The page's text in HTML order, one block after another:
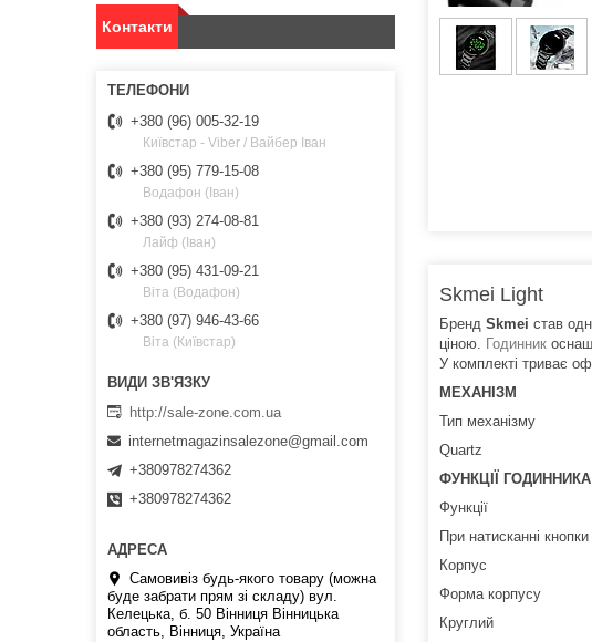
Skmei Light
Бренд Skmei став
ціною. Годинник
У комплекті триває
МЕХАНІЗМ
Тип механізму
Quartz
ФУНКЦІЇ ГОДИННИКА
Функції
При натисканні
Корпус
Форма корпусу
Круглий
Контакти
+380 (96) 005-32-19
Київстар - Viber / Вайбер Іван
+380 (95) 779-15-08
Водафон (Іван)
+380 (93) 274-08-81
Лайф (Іван)
+380 (95) 431-09-21
Віта (Водафон)
+380 (97) 946-43-66
Віта (Київстар)
http://sale-zone.com.ua
internetmagazinsalezone@gmail.com
+380978274362
+380978274362
Самовивіз будь-якого товару (можна
буде забрати прям зі складу) вул.
Келецька, б. 50 Вінниця Вінницька
область, Вінниця, Україна